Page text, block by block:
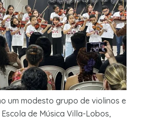
um modesto grupo de violinos e
de Música Villa-Lobos,